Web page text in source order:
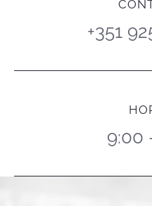
+351
9:00